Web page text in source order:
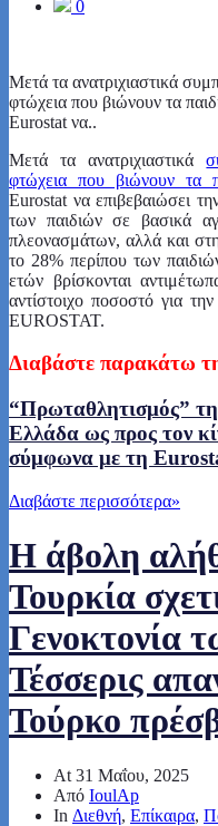
0
Μετά τα ανατριχιαστικά
φτώχεια που βιώνουν τα
Eurostat να..
Μετά τα ανατριχιαστικά
φτώχεια που βιώνουν τα
Eurostat να επιβεβαιώσει
των παιδιών σε βασικά
πλεονασμάτων, αλλά και
το 28% περίπου των
ετών βρίσκονται
αντίστοιχο ποσοστό για
EUROSTAT.
Διαβάστε παρακάτω
“Πρωταθλητισμός”
Ελλάδα ως προς τον
σύμφωνα με τη
Διαβάστε περισσότερα»
Η άβολη
Τουρκία
Γενοκτονία
Τέσσερις
Τούρκο
At 31 Μαΐου, 2025
Από IoulAp
In Διεθνή, Επίκαιρα,